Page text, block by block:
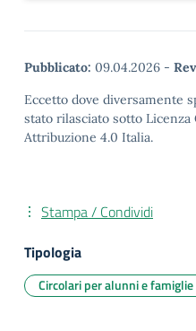
Pubblicato: 09.04.2026 -
Eccetto dove diversamente
stato rilasciato sotto Licenza
Attribuzione 4.0 Italia.
Stampa / Condividi
Tipologia
Circolari per alunni e famiglie